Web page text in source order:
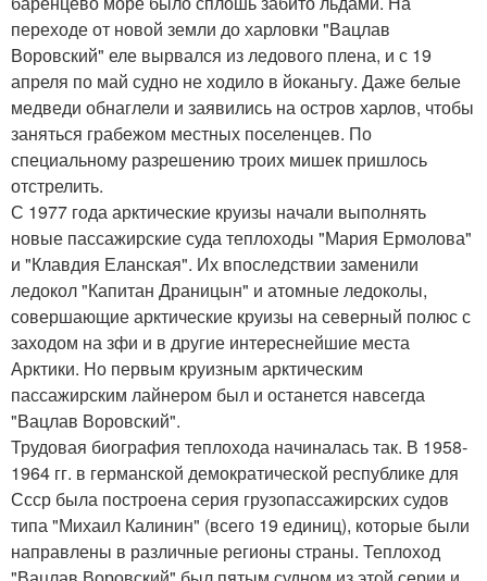
переходе от новой земли до харловки "Вацлав
Воровский" еле вырвался из ледового плена, и с 19
апреля по май судно не ходило в йоканьгу. Даже белые
медведи обнаглели и заявились на остров харлов, чтобы
заняться грабежом местных поселенцев. По
специальному разрешению троих мишек пришлось
отстрелить.
С 1977 года арктические круизы начали выполнять
новые пассажирские суда теплоходы "Мария Ермолова"
и "Клавдия Еланская". Их впоследствии заменили
ледокол "Капитан Драницын" и атомные ледоколы,
совершающие арктические круизы на северный полюс с
заходом на зфи и в другие интереснейшие места
Арктики. Но первым круизным арктическим
пассажирским лайнером был и останется навсегда
"Вацлав Воровский".
Трудовая биография теплохода начиналась так. В 1958-
1964 гг. в германской демократической республике для
Ссср была построена серия грузопассажирских судов
типа "Михаил Калинин" (всего 19 единиц), которые были
направлены в различные регионы страны. Теплоход